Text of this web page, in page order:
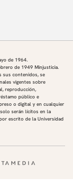
de 1964.
de 1949 Minjusticia.
sus contenidos, se
vigentes sobre
reproducción,
público e
o digital y en cualquier
serán lícitos en la
escrito de la Universidad